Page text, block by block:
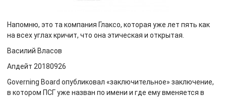
Напомню, это та компания Глаксо, которая уже лет пять как
на всех углах кричит, что она этическая и открытая.
Василий Власов
Апдейт 20180926
Governing Board опубликовал «заключительное» заключение,
в котором ПСГ уже назван по имени и где ему вменяется в